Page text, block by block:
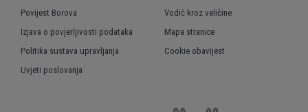
Povijest Borova
Izjava o povjerljivosti podataka
Politika sustava upravljanja
Uvjeti poslovanja
Vodič kroz veličine
Mapa stranice
Cookie obavijest